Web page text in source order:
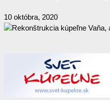
10 októbra, 2020